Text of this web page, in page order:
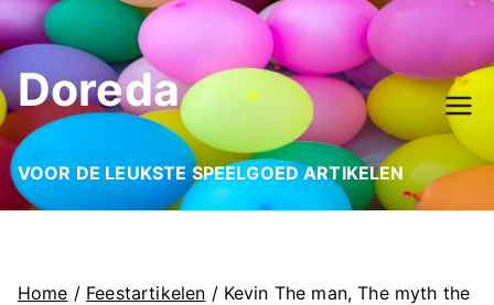
Ga
naar
de
inhoud
Doreda
VOOR DE LEUKSTE SPEELGOED ARTIKELEN
Home / Feestartikelen / Kevin The man, The myth the